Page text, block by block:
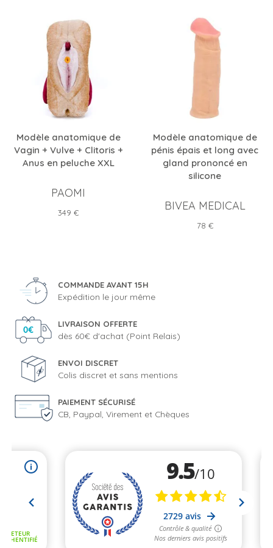
Modèle anatomique de
Vagin + Vulve + Clitoris +
Anus en peluche XXL
PAOMI
Prix
349 €
Modèle anatomique de
pénis épais et long avec
gland prononcé en
silicone
BIVEA MEDICAL
Prix
78 €
COMMANDE AVANT 15H
Expédition le jour même
LIVRAISON OFFERTE
dès 60€ d'achat (Point Relais)
ENVOI DISCRET
Colis discret et sans mentions
PAIEMENT SÉCURISÉ
CB, Paypal, Virement et Chèques